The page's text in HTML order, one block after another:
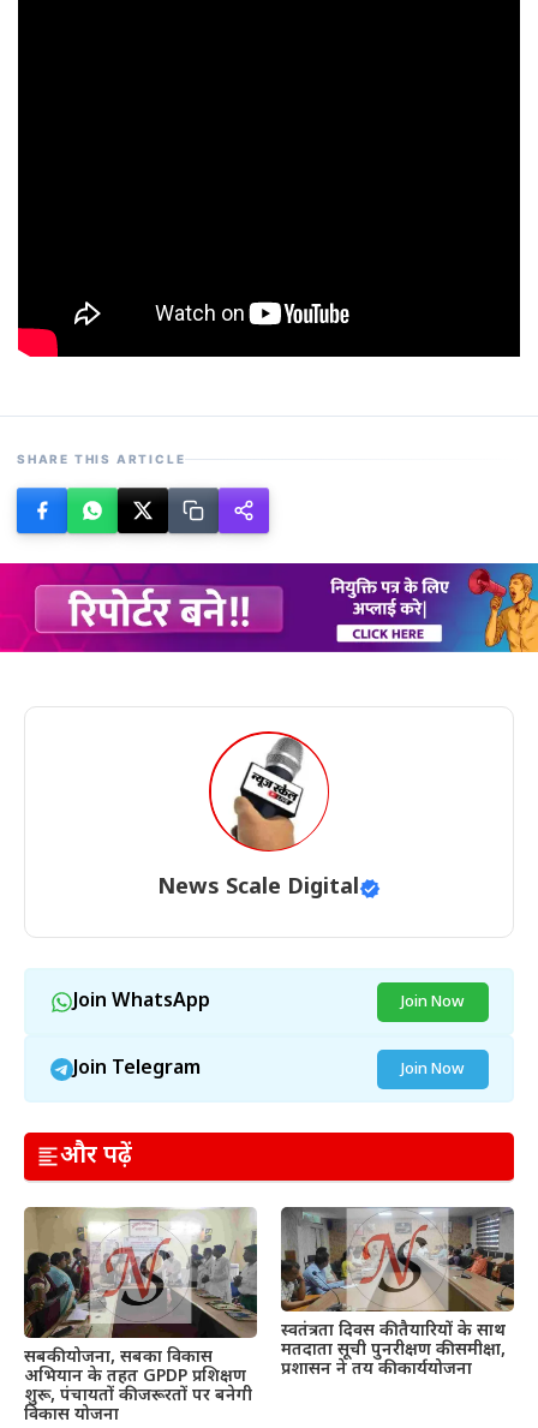
SHARE THIS ARTICLE
News Scale Digital
Join WhatsApp Join Now
Join Telegram Join Now
और पढ़ें
सबकी योजना, सबका विकास
अभियान के तहत GPDP प्रशिक्षण
शुरू, पंचायतों की जरूरतों पर बनेगी
विकास योजना
स्वतंत्रता दिवस की तैयारियों के साथ
मतदाता सूची पुनरीक्षण की समीक्षा,
प्रशासन ने तय की कार्ययोजना